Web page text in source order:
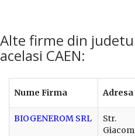
Alte firme din
acelasi CAEN:
Nume Firma Adresa
BIOGENEROM SRL
Str.